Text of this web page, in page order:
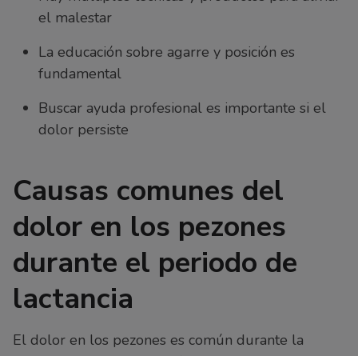
el malestar
La educación sobre agarre y posición es
fundamental
Buscar ayuda profesional es importante si el
dolor persiste
Causas comunes del
dolor en los pezones
durante el periodo de
lactancia
El dolor en los pezones es común durante la